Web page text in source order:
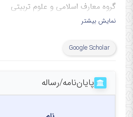
گروه معارف اسلامی و علوم تربیتی
نمایش بیشتر
Google Scholar
پایان‌نامه‌/رساله